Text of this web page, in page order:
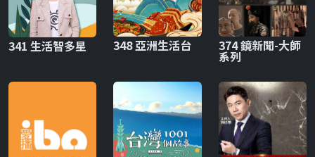
341 生活智多星 348 亞洲生活台 374 鏡新聞-大師
系列